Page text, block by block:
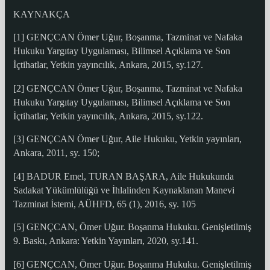
KAYNAKÇA
[1] GENÇCAN Ömer Uğur, Boşanma, Tazminat ve Nafaka
Hukuku Yargıtay Uygulaması, Bilimsel Açıklama ve Son
İçtihatlar, Yetkin yayıncılık, Ankara, 2015, sy.127.
[2] GENÇCAN Ömer Uğur, Boşanma, Tazminat ve Nafaka
Hukuku Yargıtay Uygulaması, Bilimsel Açıklama ve Son
İçtihatlar, Yetkin yayıncılık, Ankara, 2015, sy.122.
[3] GENÇCAN Ömer Uğur, Aile Hukuku, Yetkin yayınları,
Ankara, 2011, sy. 150;
[4] BADUR Emel, TURAN BAŞARA, Aile Hukukunda
Sadakat Yükümlülüğü ve İhlalinden Kaynaklanan Manevi
Tazminat İstemi, AÜHFD, 65 (1), 2016, sy. 105
[5] GENÇCAN, Ömer Uğur. Boşanma Hukuku. Genişletilmiş
9. Baskı, Ankara: Yetkin Yayınları, 2020, sy.141.
[6] GENÇCAN, Ömer Uğur. Boşanma Hukuku. Genişletilmiş